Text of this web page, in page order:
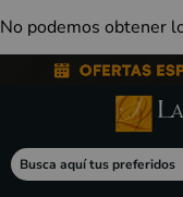
No podemos obtener
Busca aquí tus